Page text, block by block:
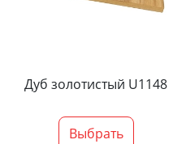
Дуб золотистый U1148
Выбрать